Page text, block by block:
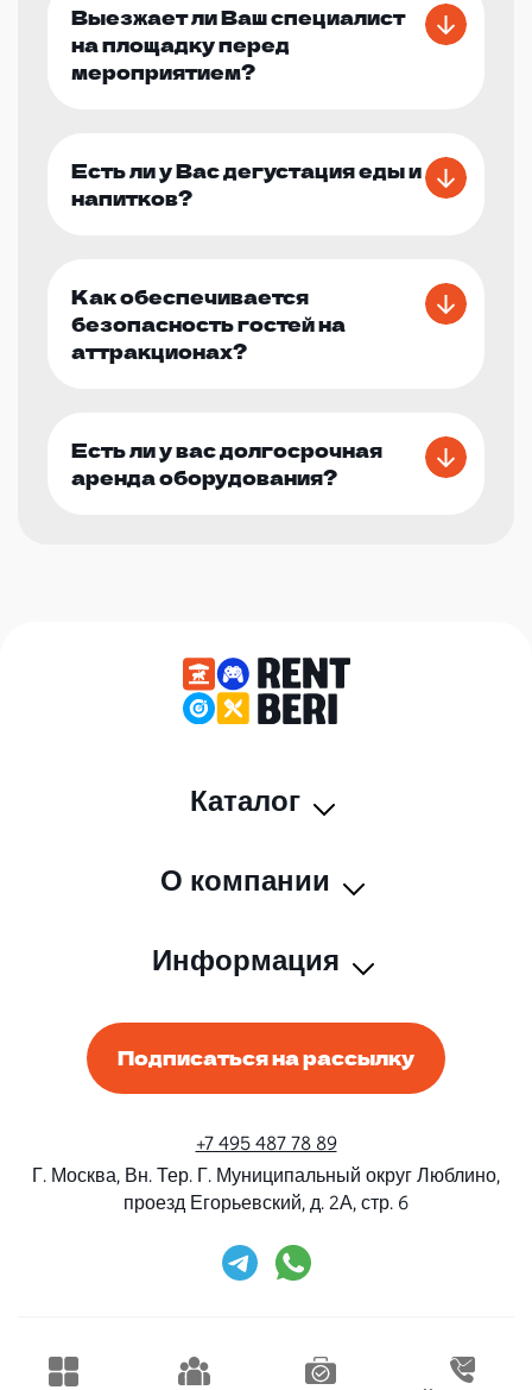
Выезжает ли Ваш специалист
на площадку перед
мероприятием?
Есть ли у Вас дегустация еды и
напитков?
Как обеспечивается
безопасность гостей на
аттракционах?
Есть ли у вас долгосрочная
аренда оборудования?
Каталог
О компании
Информация
Подписаться на рассылку
+7 495 487 78 89
Г. Москва, Вн. Тер. Г. Муниципальный округ Люблино,
проезд Егорьевский, д. 2А, стр. 6
Дизайн и разработка
Конструктивные решения